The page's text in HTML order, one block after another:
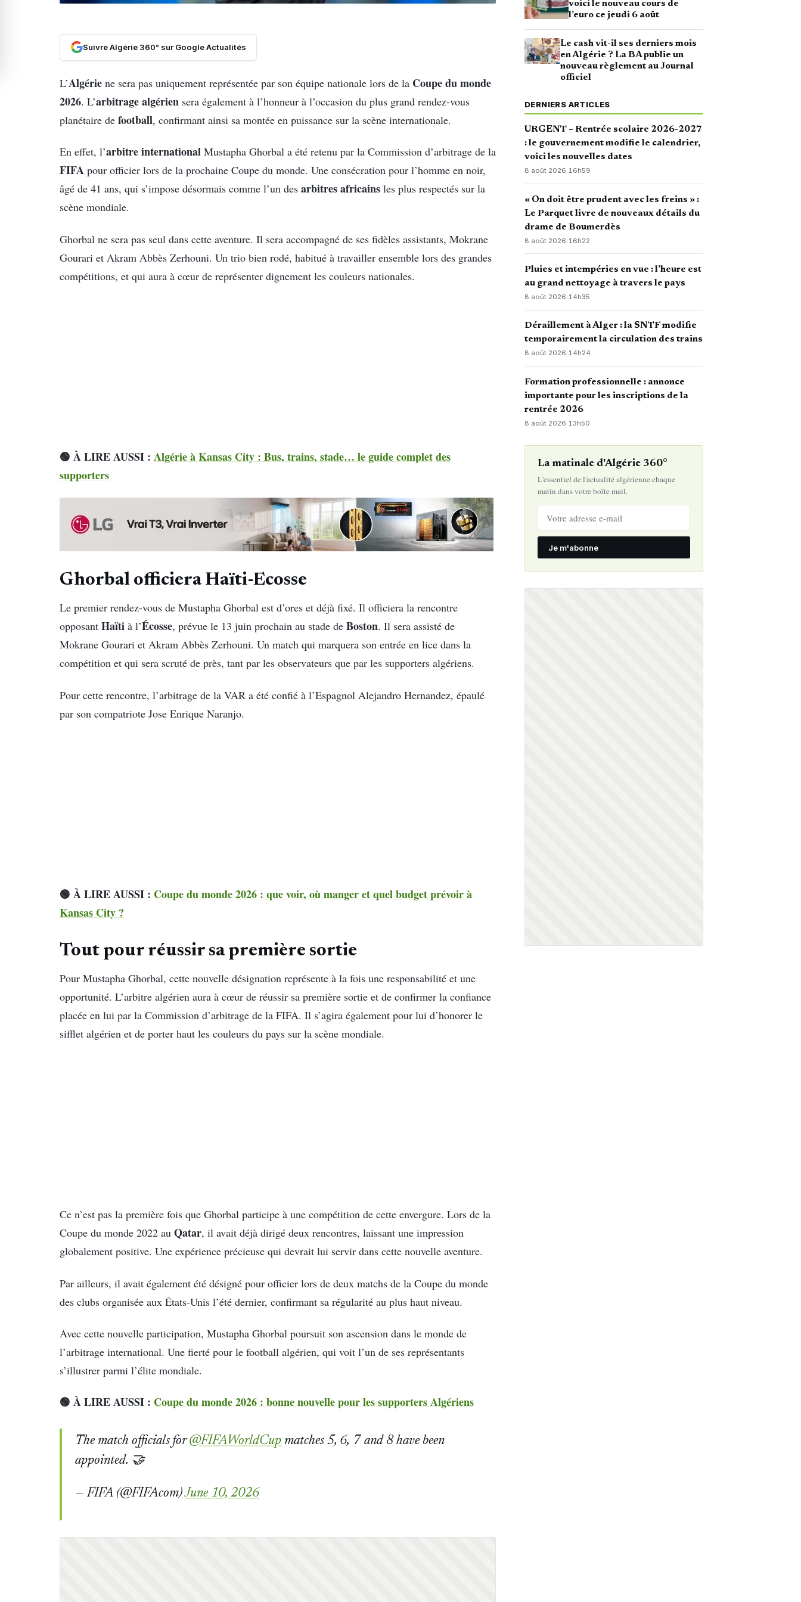
Suivre Algérie 360° sur Google Actualités
L’Algérie ne sera pas uniquement représentée par son équipe nationale lors de la Coupe du monde
2026. L’arbitrage algérien sera également à l’honneur à l’occasion du plus grand rendez-vous
planétaire de football, confirmant ainsi sa montée en puissance sur la scène internationale.
En effet, l’arbitre international Mustapha Ghorbal a été retenu par la Commission d’arbitrage de la
FIFA pour officier lors de la prochaine Coupe du monde. Une consécration pour l’homme en noir,
âgé de 41 ans, qui s’impose désormais comme l’un des arbitres africains les plus respectés sur la
scène mondiale.
Ghorbal ne sera pas seul dans cette aventure. Il sera accompagné de ses fidèles assistants, Mokrane
Gourari et Akram Abbès Zerhouni. Un trio bien rodé, habitué à travailler ensemble lors des grandes
compétitions, et qui aura à cœur de représenter dignement les couleurs nationales.
🟢 À LIRE AUSSI : Algérie à Kansas City : Bus, trains, stade… le guide complet des
supporters
Ghorbal officiera Haïti-Ecosse
Le premier rendez-vous de Mustapha Ghorbal est d’ores et déjà fixé. Il officiera la rencontre
opposant Haïti à l’Écosse, prévue le 13 juin prochain au stade de Boston. Il sera assisté de
Mokrane Gourari et Akram Abbès Zerhouni. Un match qui marquera son entrée en lice dans la
compétition et qui sera scruté de près, tant par les observateurs que par les supporters algériens.
Pour cette rencontre, l’arbitrage de la VAR a été confié à l’Espagnol Alejandro Hernandez, épaulé
par son compatriote Jose Enrique Naranjo.
🟢 À LIRE AUSSI : Coupe du monde 2026 : que voir, où manger et quel budget prévoir à
Kansas City ?
Tout pour réussir sa première sortie
Pour Mustapha Ghorbal, cette nouvelle désignation représente à la fois une responsabilité et une
opportunité. L’arbitre algérien aura à cœur de réussir sa première sortie et de confirmer la confiance
placée en lui par la Commission d’arbitrage de la FIFA. Il s’agira également pour lui d’honorer le
sifflet algérien et de porter haut les couleurs du pays sur la scène mondiale.
Ce n’est pas la première fois que Ghorbal participe à une compétition de cette envergure. Lors de la
Coupe du monde 2022 au Qatar, il avait déjà dirigé deux rencontres, laissant une impression
globalement positive. Une expérience précieuse qui devrait lui servir dans cette nouvelle aventure.
Par ailleurs, il avait également été désigné pour officier lors de deux matchs de la Coupe du monde
des clubs organisée aux États-Unis l’été dernier, confirmant sa régularité au plus haut niveau.
Avec cette nouvelle participation, Mustapha Ghorbal poursuit son ascension dans le monde de
l’arbitrage international. Une fierté pour le football algérien, qui voit l’un de ses représentants
s’illustrer parmi l’élite mondiale.
🟢 À LIRE AUSSI : Coupe du monde 2026 : bonne nouvelle pour les supporters Algériens
The match officials for@FIFAWorldCup matches 5, 6, 7 and 8 have been
appointed. 🤝
— FIFA (@FIFAcom)June 10, 2026
voici le nouveau cours de
l’euro ce jeudi 6 août
Le cash vit-il ses derniers mois
en Algérie ? La BA publie un
nouveau règlement au Journal
officiel
DERNIERS ARTICLES
URGENT – Rentrée scolaire 2026-2027
: le gouvernement modifie le calendrier,
voici les nouvelles dates
8 août 2026·16h59
« On doit être prudent avec les freins » :
Le Parquet livre de nouveaux détails du
drame de Boumerdès
8 août 2026· 16h22
Pluies et intempéries en vue : l’heure est
au grand nettoyage à travers le pays
8 août 2026·14h35
Déraillement à Alger : la SNTF modifie
temporairement la circulation des trains
8 août 2026·14h24
Formation professionnelle : annonce
importante pour les inscriptions de la
rentrée 2026
8 août 2026· 13h50
La matinale d'Algérie 360°
L'essentiel de l'actualité algérienne chaque
matin dans votre boîte mail.
Je m'abonne